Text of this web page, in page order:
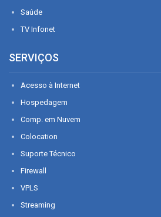
Saúde
TV Infonet
SERVIÇOS
Acesso à Internet
Hospedagem
Comp. em Nuvem
Colocation
Suporte Técnico
Firewall
VPLS
Streaming